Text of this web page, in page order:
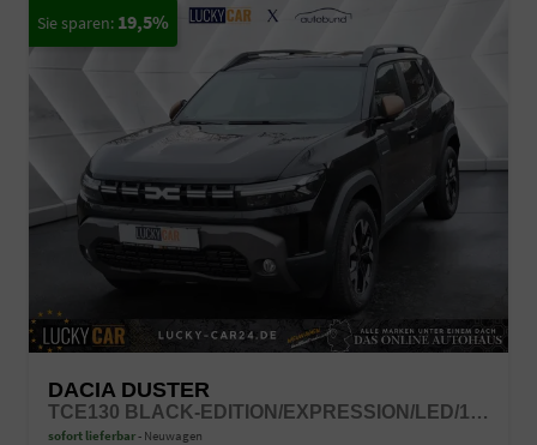
19,5%
DACIA DUSTER
TCE130 BLACK-EDITION/EXPRESSION/LED/17"/TEMPOPILOT
sofort lieferbar Neuwagen